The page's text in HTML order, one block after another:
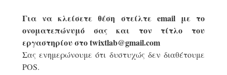
Για να κλείσετε θέση στείλτε email με το
ονοματεπώνυμό σας και τον τίτλο του
εργαστηρίου στο twixtlab@gmail.com
Σας ενημερώνουμε ότι δυστυχώς δεν διαθέτουμε
POS.